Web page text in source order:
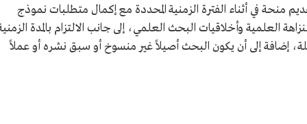
منحة في أثناء الفترة الزمنية المحددة مع إكمال متطلبات نموذج
العلمية وأخلاقيات البحث العلمي، إلى جانب الالتزام بالمدة
إضافة إلى أن يكون البحث أصيلاً غير منسوخ أو سبق نشره أو عملاً